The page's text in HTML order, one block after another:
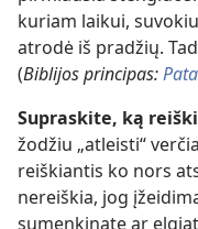
kuriam laikui,
atrodė iš pradžių.
(Biblijos principas:
Supraskite, ką
žodžiu „atleisti“
reiškiantis ko nors
nereiškia, jog
sumenkinate ar